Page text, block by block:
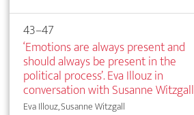
43–47
‘Emotions are always present and
should always be present in the
political process’. Eva Illouz in
conversation with Susanne Witzgall
Eva Illouz, Susanne Witzgall